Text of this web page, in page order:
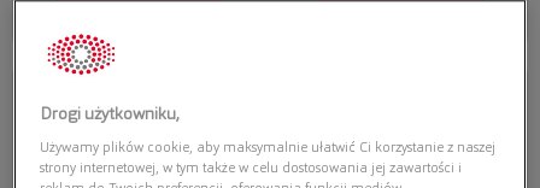
obecną promocją: 299,00 zł
Przymierz
DBYD 0DB4053 002
D BY D
DBYD 0DB4053 001
Drogi użytkowniku,
Używamy plików cookie, aby maksymalnie ułatwić Ci korzystanie z naszej
strony internetowej, w tym także w celu dostosowania jej zawartości i